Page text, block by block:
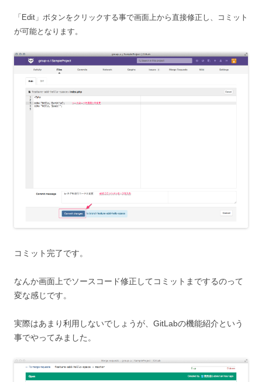
「Edit」ボタンをクリックする事で画面上から直接修正し、コミット
が可能となります。
コミット完了です。
なんか画面上でソースコード修正してコミットまでするのって
変な感じです。
実際はあまり利用しないでしょうが、GitLabの機能紹介という
事でやってみました。